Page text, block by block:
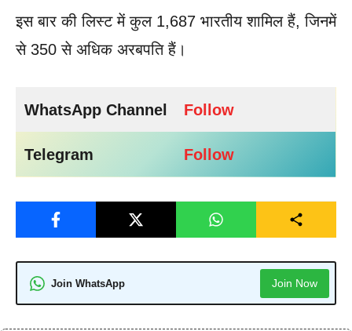
इस बार की लिस्ट में कुल 1,687 भारतीय शामिल हैं, जिनमें
से 350 से अधिक अरबपति हैं।
WhatsApp Channel Follow
Telegram Follow
Join WhatsApp Join Now